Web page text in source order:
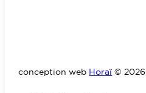
conception web Horaï © 2026